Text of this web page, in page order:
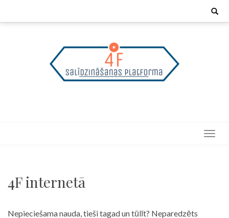
Search
4F internetā
Nepieciešama nauda, tieši tagad un tūlīt? Neparedzēts